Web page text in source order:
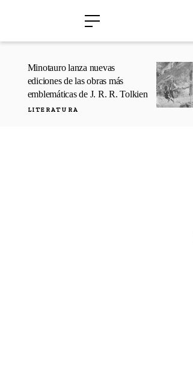
Minotauro lanza nuevas
ediciones de las obras más
emblemáticas de J. R. R. Tolkien
LITERATURA
›